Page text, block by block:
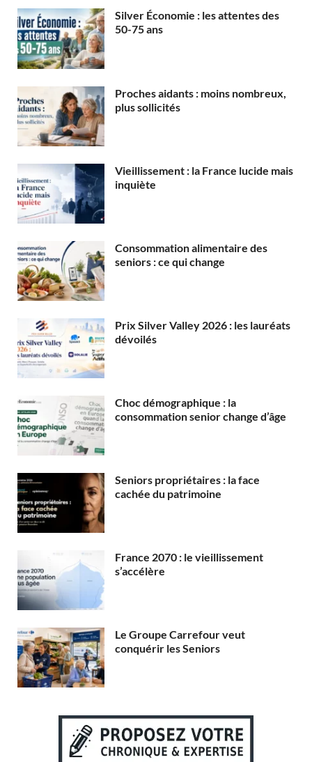
Silver Économie : les attentes des
50-75 ans
Proches aidants : moins nombreux,
plus sollicités
Vieillissement : la France lucide mais
inquiète
Consommation alimentaire des
seniors : ce qui change
Prix Silver Valley 2026 : les lauréats
dévoilés
Choc démographique : la
consommation senior change d’âge
Seniors propriétaires : la face
cachée du patrimoine
France 2070 : le vieillissement
s’accélère
Le Groupe Carrefour veut
conquérir les Seniors